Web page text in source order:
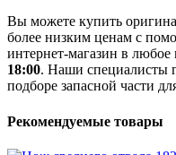
Вы можете купить
более низким ценам с
интернет-магазин в
18:00. Наши специалисты
подборе запасной части
Рекомендуемые товары